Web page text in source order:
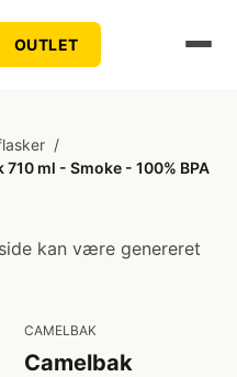
OUTLET
/
ml - Smoke - 100% BPA
kan være genereret
CAMELBAK
Camelbak